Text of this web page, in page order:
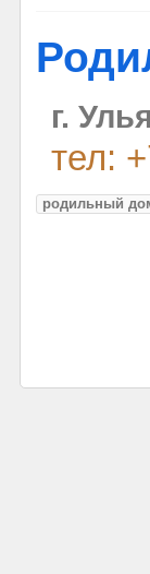
г.
тел:
родильный